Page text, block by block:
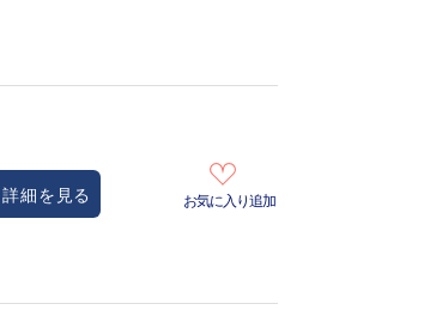
詳細を見る お気に入り追加